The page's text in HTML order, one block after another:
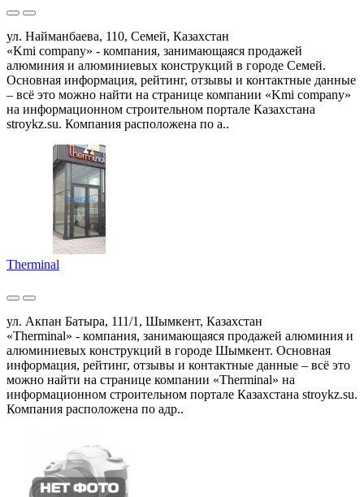
ул. Найманбаева, 110, Семей, Казахстан
«Kmi company» - компания, занимающаяся продажей
алюминия и алюминиевых конструкций в городе Семей.
Основная информация, рейтинг, отзывы и контактные данные
– всё это можно найти на странице компании «Kmi company»
на информационном строительном портале Казахстана
stroykz.su. Компания расположена по а..
Therminal
ул. Акпан Батыра, 111/1, Шымкент, Казахстан
«Therminal» - компания, занимающаяся продажей алюминия и
алюминиевых конструкций в городе Шымкент. Основная
информация, рейтинг, отзывы и контактные данные – всё это
можно найти на странице компании «Therminal» на
информационном строительном портале Казахстана stroykz.su.
Компания расположена по адр..